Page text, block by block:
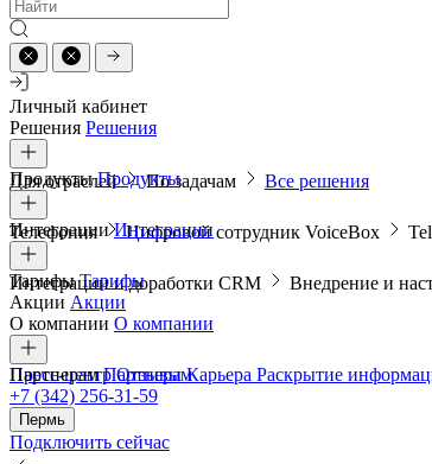
Личный кабинет
Решения Решения
Для отраслей По задачам Все решения
ПродуктыПродукты
Телефония Цифровой сотрудник VoiceBox
ИнтеграцииИнтеграции
Интеграции и доработки CRM Внедрение и
ТарифыТарифы
Акции Акции
О компании О компании
Пресс-центрОтзывыКарьера Раскрытие
ПартнерамПартнерам
+7 (342) 256-31-59
Пермь
Подключить сейчас